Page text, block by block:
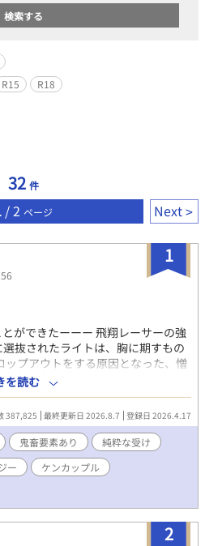
R15 R18
32 件
/ 2 ページ Next
1
ができたーーー 飛翔レーサーの強
抜されたライトは、胸に期すもの
プアウトをする原因となった、憎
カーグと決着をつける！そして自
、奴にも、世間にも知らしめるの
いる異世界での、競技ものになりま
る一歩手前のセミプロという立場
共同生活を営んでいます。 最初は
じで始まりますが、最終的には頭
く予定です。 ＊R18要素有りのた
けると嬉しいです！
を読む
387,825 最終更新日 2026.8.7 登録日 2026.4.17
鬼畜要素あり
純粋な受け
ー
ケンカップル
2